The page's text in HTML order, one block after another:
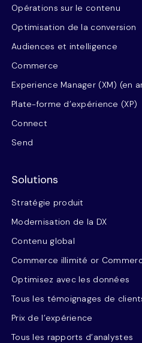
Opérations sur le contenu
Optimisation de la conversion
Audiences et intelligence
Commerce
Experience Manager (XM) (en
Plate-forme d’expérience (XP)
Connect
Send
Solutions
Stratégie produit
Modernisation de la DX
Contenu global
Commerce illimité or
Optimisez avec les données
Tous les témoignages de
Prix de l’expérience
Tous les rapports d’analystes